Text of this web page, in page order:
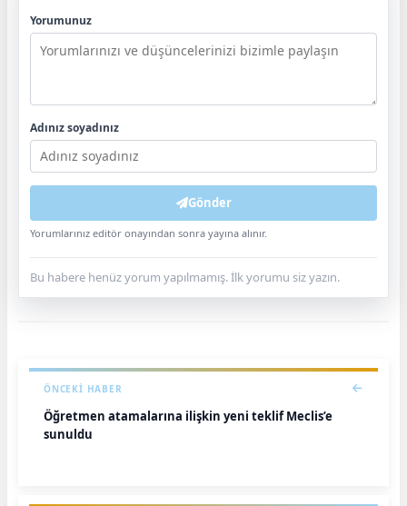
Yorumunuz
Adınız soyadınız
Gönder
Yorumlarınız editör onayından sonra yayına alınır.
Bu habere henüz yorum yapılmamış. İlk yorumu siz yazın.
ÖNCEKI HABER
Öğretmen atamalarına ilişkin yeni teklif Meclis’e
sunuldu